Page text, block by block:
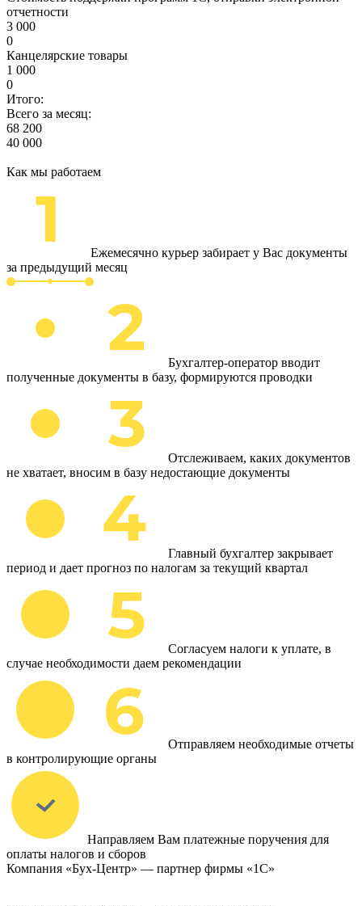
отчетности
3 000
0
Канцелярские товары
1 000
0
Итого:
Всего за месяц:
68 200
40 000
Как мы работаем
Ежемесячно курьер забирает у Вас документы
за предыдущий месяц
Бухгалтер-оператор вводит
полученные документы в базу, формируются проводки
Отслеживаем, каких документов
не хватает, вносим в базу недостающие документы
Главный бухгалтер закрывает
период и дает прогноз по налогам за текущий квартал
Согласуем налоги к уплате, в
случае необходимости даем рекомендации
Отправляем необходимые отчеты
в контролирующие органы
Направляем Вам платежные поручения для
оплаты налогов и сборов
Компания «Бух-Центр» — партнер фирмы «1С»